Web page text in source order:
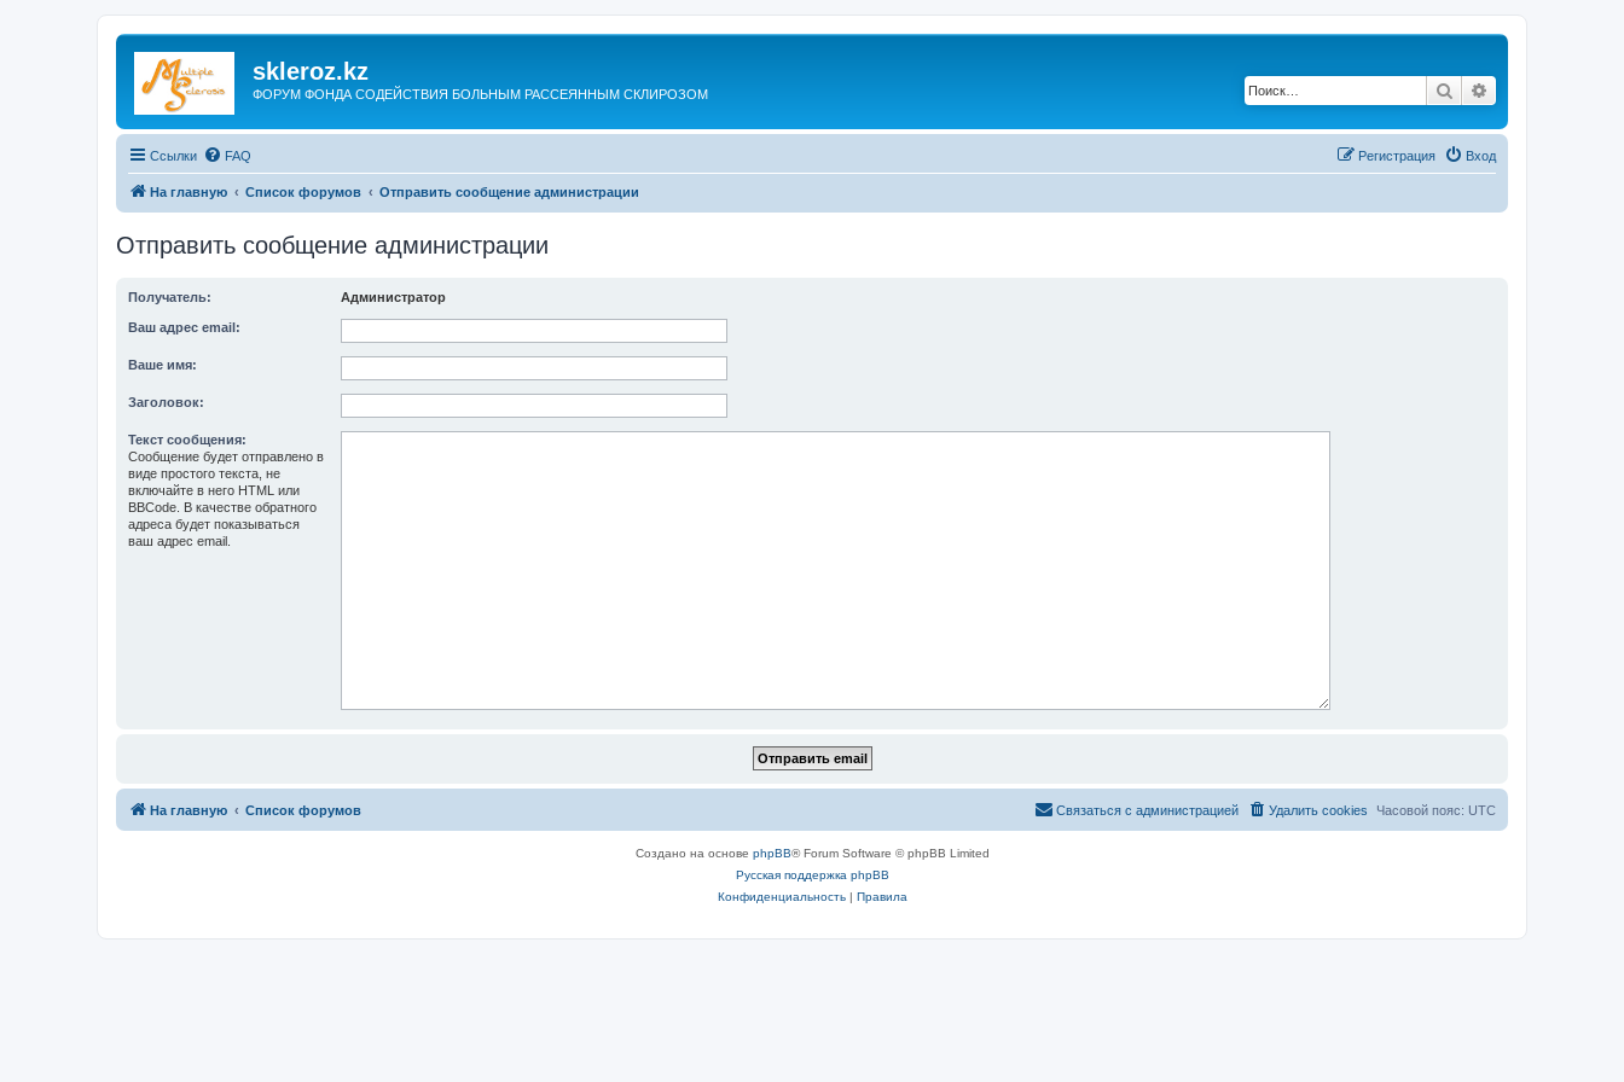
skleroz.kz
ФОРУМ ФОНДА СОДЕЙСТВИЯ БОЛЬНЫМ РАССЕЯННЫМ СКЛИРОЗОМ Поиск
Ссылки FAQ Вход
Регистрация
На главную Список форумов Отправить сообщение администрации
Отправить сообщение администрации
Получатель: Администратор
Ваш адрес email:
Ваше имя:
Заголовок:
Текст сообщения:
Сообщение будет отправлено в
виде простого текста, не
включайте в него HTML или
BBCode. В качестве обратного
адреса будет показываться
ваш адрес email.
На главную Список форумов Часовой пояс: UTC
Удалить cookies
Связаться с администрацией
Создано на основе phpBB® Forum Software © phpBB Limited
Русская поддержка phpBB
Конфиденциальность| Правила